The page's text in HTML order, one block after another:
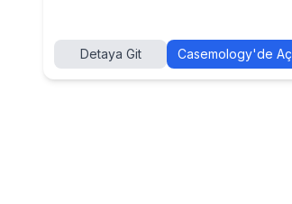
Detaya Git Casemology'de Aç